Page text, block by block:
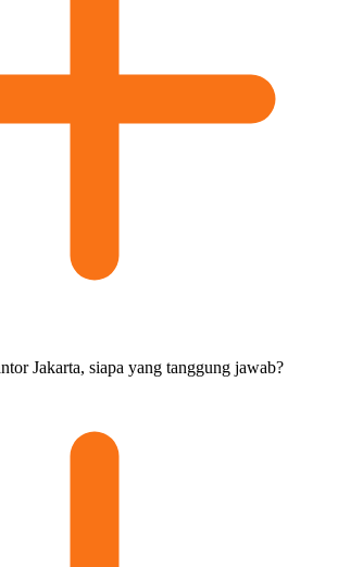
Jakarta, siapa yang tanggung jawab?